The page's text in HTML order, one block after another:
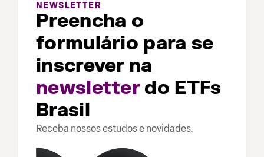
NEWSLETTER
Preencha o
formulário para se
inscrever na
newsletterdo ETFs
Brasil
Receba nossos estudos e novidades.